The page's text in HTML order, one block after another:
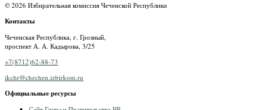
© 2026 Избирательная комиссия Чеченской Республики
Контакты
Чеченская Республика, г. Грозный,
проспект А. А. Кадырова, 3/25
+7(8712)62-88-73
ikchr@chechen.izbirkom.ru
Официальные ресурсы